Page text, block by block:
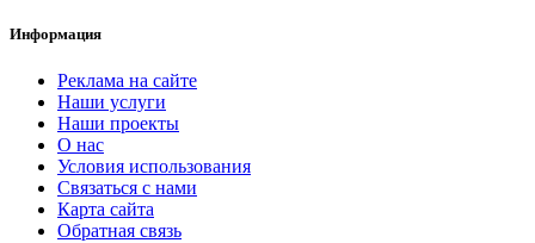
Информация
Реклама на сайте
Наши услуги
Наши проекты
О нас
Условия использования
Связаться с нами
Карта сайта
Обратная связь